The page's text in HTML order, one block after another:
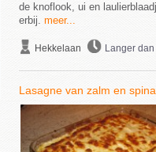
de knoflook, ui en
erbij. meer...
Hekkelaan Langer
Lasagne van zalm en